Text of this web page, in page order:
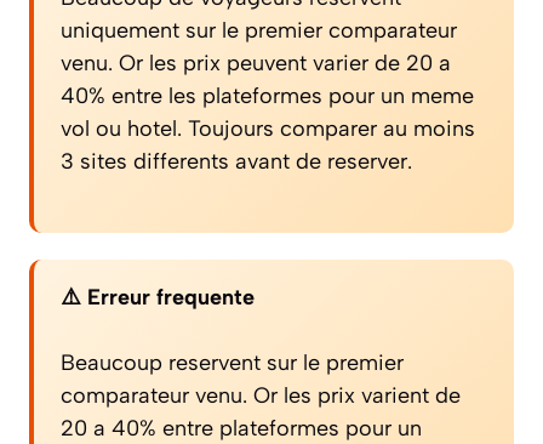
uniquement sur le premier comparateur
venu. Or les prix peuvent varier de 20 a
40% entre les plateformes pour un meme
vol ou hotel. Toujours comparer au moins
3 sites differents avant de reserver.
⚠️ Erreur frequente
Beaucoup reservent sur le premier
comparateur venu. Or les prix varient de
20 a 40% entre plateformes pour un